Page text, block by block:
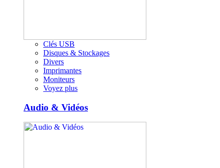
Clés USB
Disques & Stockages
Divers
Imprimantes
Moniteurs
Voyez plus
Audio & Vidéos